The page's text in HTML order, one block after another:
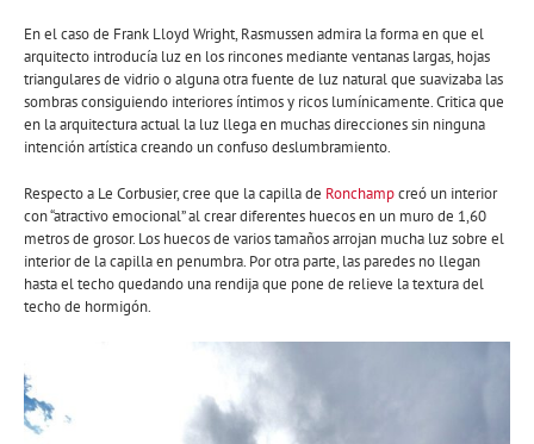
En el caso de Frank Lloyd Wright, Rasmussen admira la forma en que el
arquitecto introducía luz en los rincones mediante ventanas largas, hojas
triangulares de vidrio o alguna otra fuente de luz natural que suavizaba las
sombras consiguiendo interiores íntimos y ricos lumínicamente. Critica que
en la arquitectura actual la luz llega en muchas direcciones sin ninguna
intención artística creando un confuso deslumbramiento.
Respecto a Le Corbusier, cree que la capilla de Ronchampcreó un interior
con “atractivo emocional” al crear diferentes huecos en un muro de 1,60
metros de grosor. Los huecos de varios tamaños arrojan mucha luz sobre el
interior de la capilla en penumbra. Por otra parte, las paredes no llegan
hasta el techo quedando una rendija que pone de relieve la textura del
techo de hormigón.